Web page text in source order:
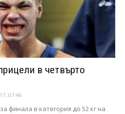
в четвърто
07:46
финала в категория до 52 кг на